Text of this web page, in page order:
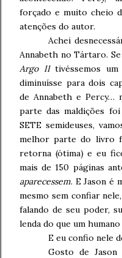
forçado e muito cheio
atenções do autor.
Achei
Annabeth no Tártaro.
Argo IItivéssemos um
diminuísse para dois
de Annabeth e Percy…
parte das maldições
SETE semideuses,
melhor parte do livro
retorna (ótima) e eu
mais de 150 páginas
aparecessem. E Jason é
mesmo sem confiar
falando de seu poder,
lenda do que um
E eu confio nele
Gosto de